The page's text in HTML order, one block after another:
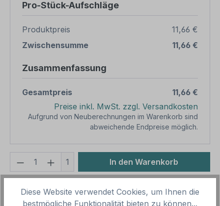
Pro-Stück-Aufschläge
Produktpreis
11,66 €
Zwischensumme
11,66 €
Zusammenfassung
Gesamtpreis
11,66 €
Preise inkl. MwSt. zzgl. Versandkosten
Aufgrund von Neuberechnungen im Warenkorb sind
abweichende Endpreise möglich.
Produkt Anzahl: Gib den
1 In den Warenkorb
Vorlagenummer:
P-ST-22
Diese Website verwendet Cookies, um Ihnen die
bestmögliche Funktionalität bieten zu können...